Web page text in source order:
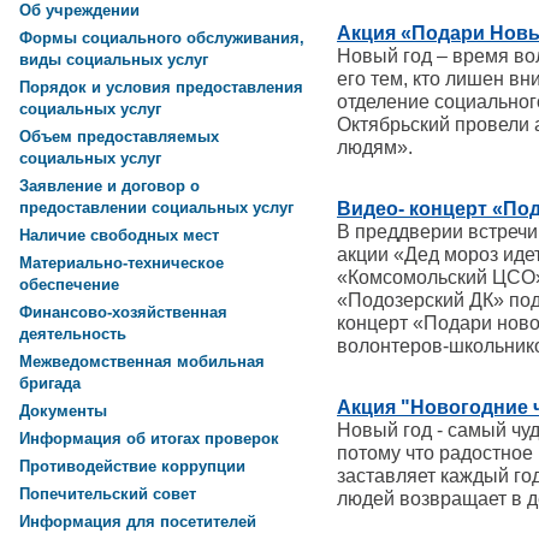
Акция «Подари
Новый год – время
его тем, кто лишен
отделение
Октябрьский
людям».
Видео- концерт
В преддверии
акции «Дед мороз
«Комсомольский
«Подозерский ДК»
концерт «Подари
волонтеров-
Акция "Новогодние
Новый год - самый
потому что
заставляет каждый
людей возвращает в
Об учреждении
Формы социального обслуживания,
виды социальных услуг
Порядок и условия предоставления
социальных услуг
Объем предоставляемых
социальных услуг
Заявление и договор о
предоставлении социальных услуг
Наличие свободных мест
Материально-техническое
обеспечение
Финансово-хозяйственная
деятельность
Межведомственная мобильная
бригада
Документы
Информация об итогах проверок
Противодействие коррупции
Попечительский совет
Информация для посетителей